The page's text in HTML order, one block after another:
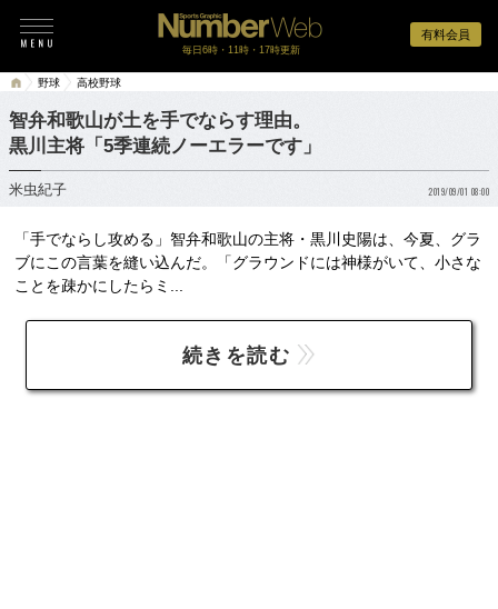
有料会員
毎日6時・11時・17時更新
野球 高校野球
智弁和歌山が土を手でならす理由。
黒川主将「5季連続ノーエラーです」
米虫紀子 2019/09/01 08:00
「手でならし攻める」智弁和歌山の主将・黒川史陽は、今夏、グラ
ブにこの言葉を縫い込んだ。「グラウンドには神様がいて、小さな
ことを疎かにしたらミ...
続きを読む